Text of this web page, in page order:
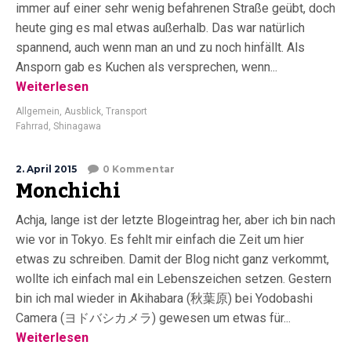
immer auf einer sehr wenig befahrenen Straße geübt, doch
heute ging es mal etwas außerhalb. Das war natürlich
spannend, auch wenn man an und zu noch hinfällt. Als
Ansporn gab es Kuchen als versprechen, wenn...
Weiterlesen
Allgemein, Ausblick, Transport
Fahrrad , Shinagawa
2. April 2015 0 Kommentar
Monchichi
Achja, lange ist der letzte Blogeintrag her, aber ich bin nach
wie vor in Tokyo. Es fehlt mir einfach die Zeit um hier
etwas zu schreiben. Damit der Blog nicht ganz verkommt,
wollte ich einfach mal ein Lebenszeichen setzen. Gestern
bin ich mal wieder in Akihabara (秋葉原) bei Yodobashi
Camera (ヨドバシカメラ) gewesen um etwas für...
Weiterlesen